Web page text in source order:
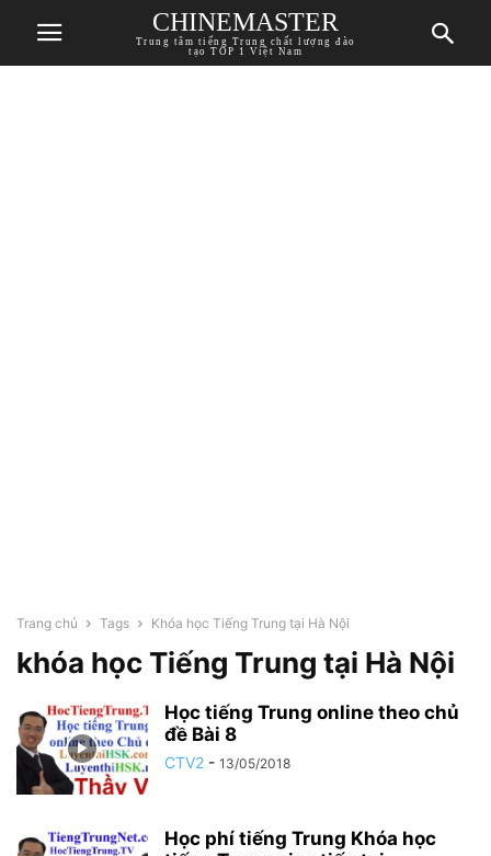
CHINEMASTER
Trung tâm tiếng Trung chất lượng đào
tạo TOP 1 Việt Nam
Trang chủ Tags Khóa học Tiếng Trung tại Hà Nội
khóa học Tiếng Trung tại Hà Nội
Học tiếng Trung online theo chủ
đề Bài 8
CTV2 - 13/05/2018
Học phí tiếng Trung Khóa học